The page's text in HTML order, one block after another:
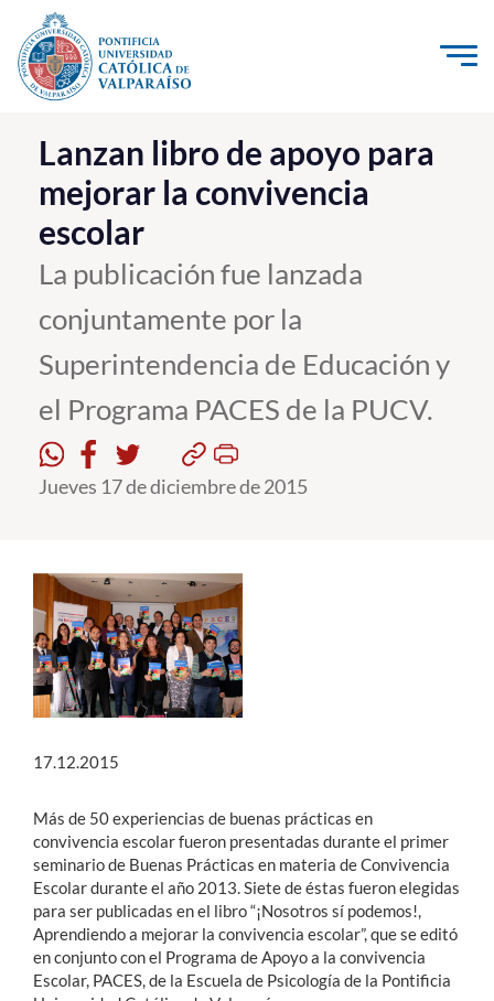
Click acá para ir directamente al contenido
La Universidad
Investigación, Creación e Innovación
PUCV Internacional
Vinculación con el Medio
Admisión
Pregrado
Postgrado
Formación Continua
Académicos
Funcionarios
Alumni
English
Lanzan libro de apoyo para
mejorar la convivencia
escolar
La publicación fue lanzada
conjuntamente por la
Superintendencia de Educación y
el Programa PACES de la PUCV.
Jueves 17 de diciembre de 2015
17.12.2015
Más de 50 experiencias de buenas prácticas en
convivencia escolar fueron presentadas durante el primer
seminario de Buenas Prácticas en materia de Convivencia
Escolar durante el año 2013. Siete de éstas fueron elegidas
para ser publicadas en el libro “¡Nosotros sí podemos!,
Aprendiendo a mejorar la convivencia escolar”, que se editó
en conjunto con el Programa de Apoyo a la convivencia
Escolar, PACES, de la Escuela de Psicología de la Pontificia